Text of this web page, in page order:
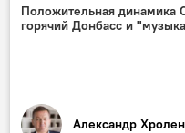
Положительная динамика
горячий Донбасс и
Александр